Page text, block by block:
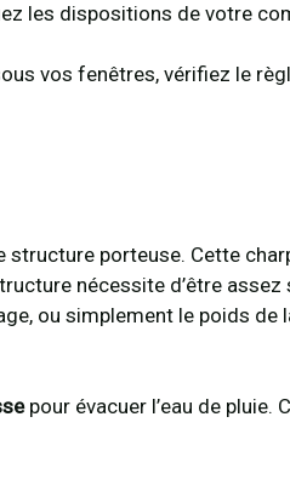
les dispositions de votre
vos fenêtres, vérifiez le
structure porteuse. Cette
nécessite d’être assez
ou simplement le poids de
pour évacuer l’eau de pluie.